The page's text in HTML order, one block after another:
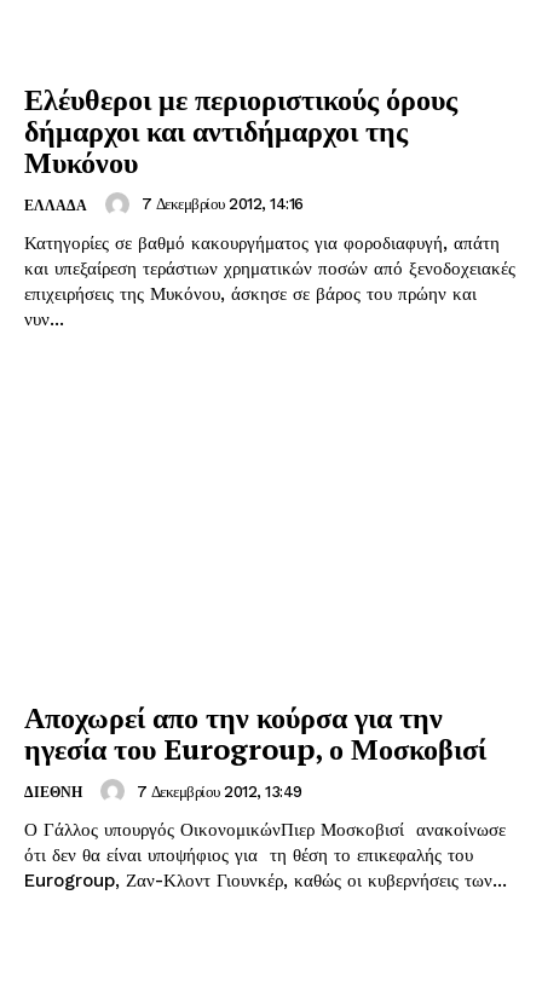
Ελέυθεροι με περιοριστικούς όρους
δήμαρχοι και αντιδήμαρχοι της
Μυκόνου
ΕΛΛΑΔΑ 7 Δεκεμβρίου 2012, 14:16
Κατηγορίες σε βαθμό κακουργήματος για φοροδιαφυγή, απάτη
και υπεξαίρεση τεράστιων χρηματικών ποσών από ξενοδοχειακές
επιχειρήσεις της Μυκόνου, άσκησε σε βάρος του πρώην και
νυν...
Αποχωρεί απο την κούρσα για την
ηγεσία του Eurogroup, ο Μοσκοβισί
ΔΙΕΘΝΗ 7 Δεκεμβρίου 2012, 13:49
Ο Γάλλος υπουργός ΟικονομικώνΠιερ Μοσκοβισί ανακοίνωσε
ότι δεν θα είναι υποψήφιος για τη θέση το επικεφαλής του
Eurogroup, Ζαν-Κλοντ Γιουνκέρ, καθώς οι κυβερνήσεις των...